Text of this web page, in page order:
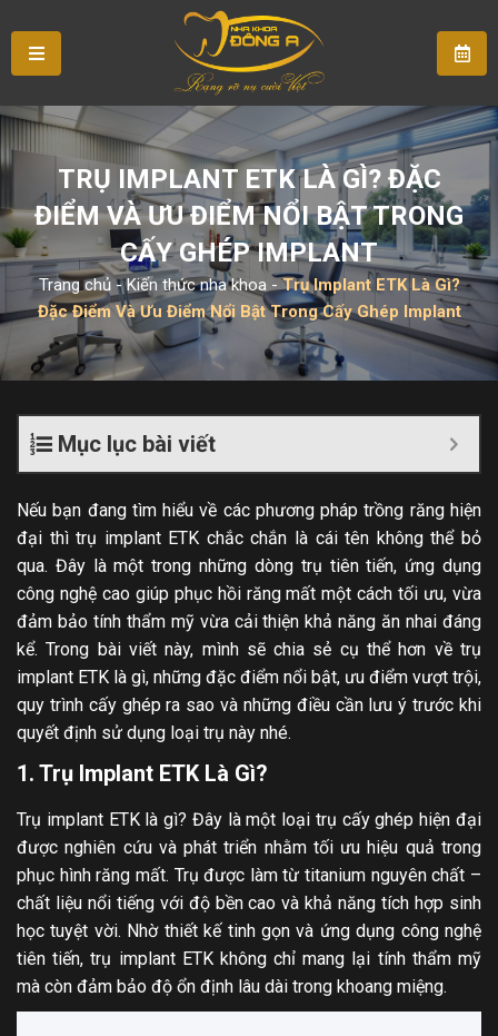
TRỤ IMPLANT ETK LÀ GÌ? ĐẶC
ĐIỂM VÀ ƯU ĐIỂM NỔI BẬT TRONG
CẤY GHÉP IMPLANT
Trang chủ-Kiến thức nha khoa-Trụ Implant ETK Là Gì?
Đặc Điểm Và Ưu Điểm Nổi Bật Trong Cấy Ghép Implant
Mục lục bài viết
Nếu bạn đang tìm hiểu về các phương pháp trồng răng hiện
đại thì trụ implant ETK chắc chắn là cái tên không thể bỏ
qua. Đây là một trong những dòng trụ tiên tiến, ứng dụng
công nghệ cao giúp phục hồi răng mất một cách tối ưu, vừa
đảm bảo tính thẩm mỹ vừa cải thiện khả năng ăn nhai đáng
kể. Trong bài viết này, mình sẽ chia sẻ cụ thể hơn về trụ
implant ETK là gì, những đặc điểm nổi bật, ưu điểm vượt trội,
quy trình cấy ghép ra sao và những điều cần lưu ý trước khi
quyết định sử dụng loại trụ này nhé.
1. Trụ Implant ETK Là Gì?
Trụ implant ETK là gì? Đây là một loại trụ cấy ghép hiện đại
được nghiên cứu và phát triển nhằm tối ưu hiệu quả trong
phục hình răng mất. Trụ được làm từ titanium nguyên chất –
chất liệu nổi tiếng với độ bền cao và khả năng tích hợp sinh
học tuyệt vời. Nhờ thiết kế tinh gọn và ứng dụng công nghệ
tiên tiến, trụ implant ETK không chỉ mang lại tính thẩm mỹ
mà còn đảm bảo độ ổn định lâu dài trong khoang miệng.